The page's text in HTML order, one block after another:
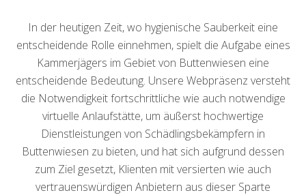
In der heutigen Zeit, wo hygienische Sauberkeit eine
entscheidende Rolle einnehmen, spielt die Aufgabe eines
Kammerjägers im Gebiet von Buttenwiesen eine
entscheidende Bedeutung. Unsere Webpräsenz versteht
die Notwendigkeit fortschrittliche wie auch notwendige
virtuelle Anlaufstätte, um äußerst hochwertige
Dienstleistungen von Schädlingsbekämpfern in
Buttenwiesen zu bieten, und hat sich aufgrund dessen
zum Ziel gesetzt, Klienten mit versierten wie auch
vertrauenswürdigen Anbietern aus dieser Sparte